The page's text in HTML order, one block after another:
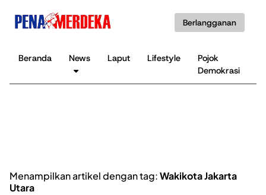
Berlangganan
Beranda News Laput Lifestyle
Pojok
Demokrasi
Menampilkan artikel dengan tag:Wakikota Jakarta
Utara